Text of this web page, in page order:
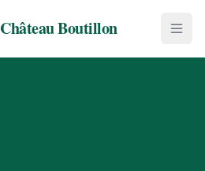
Château Boutillon